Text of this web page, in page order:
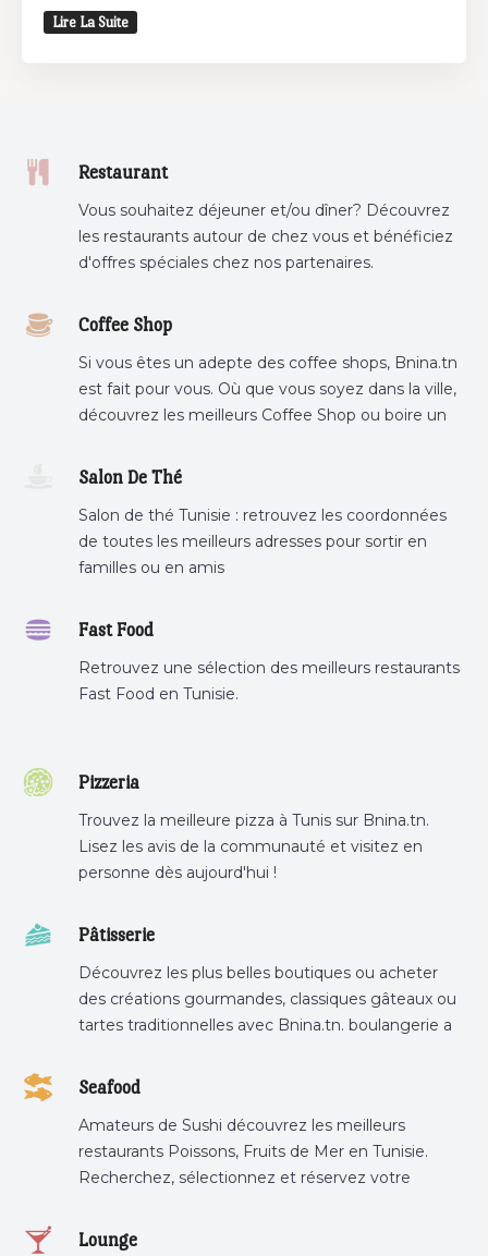
Lire La Suite
Restaurant
Vous souhaitez déjeuner et/ou dîner? Découvrez
les restaurants autour de chez vous et bénéficiez
d'offres spéciales chez nos partenaires.
Coffee Shop
Si vous êtes un adepte des coffee shops, Bnina.tn
est fait pour vous. Où que vous soyez dans la ville,
découvrez les meilleurs Coffee Shop ou boire un
Salon De Thé
Salon de thé Tunisie : retrouvez les coordonnées
de toutes les meilleurs adresses pour sortir en
familles ou en amis
Fast Food
Retrouvez une sélection des meilleurs restaurants
Fast Food en Tunisie.
Pizzeria
Trouvez la meilleure pizza à Tunis sur Bnina.tn.
Lisez les avis de la communauté et visitez en
personne dès aujourd'hui !
Pâtisserie
Découvrez les plus belles boutiques ou acheter
des créations gourmandes, classiques gâteaux ou
tartes traditionnelles avec Bnina.tn. boulangerie a
tunis, pâtisserie sousse .
Seafood
Amateurs de Sushi découvrez les meilleurs
restaurants Poissons, Fruits de Mer en Tunisie.
Recherchez, sélectionnez et réservez votre
Lounge